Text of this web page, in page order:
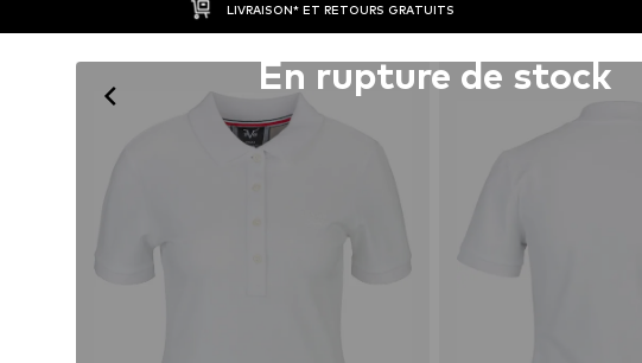
LIVRAISON* ET RETOURS GRATUITS
En rupture de stock